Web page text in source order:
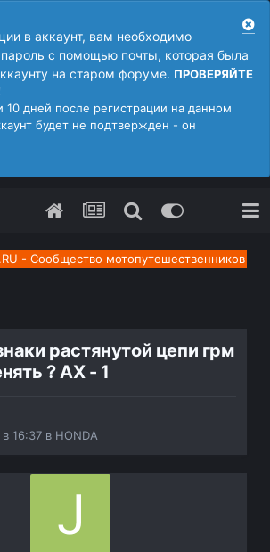
в аккаунт, вам необходимо
пароль с помощью почты, которая была
на старом форуме. ПРОВЕРЯЙТЕ
10 дней после регистрации на данном
будет не подтвержден - он
растянутой цепи грм
? AX - 1
16:37 в HONDA